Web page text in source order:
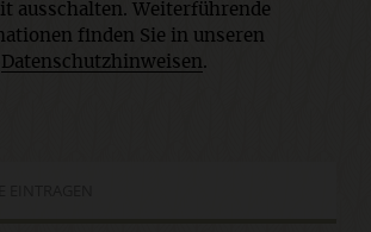
ausschalten. Weiterführende
finden Sie in unseren
Datenschutzhinweisen.